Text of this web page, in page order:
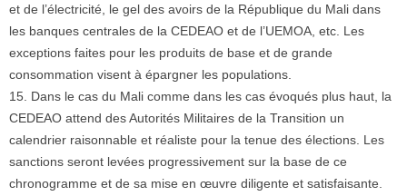
et de l’électricité, le gel des avoirs de la République du Mali dans
les banques centrales de la CEDEAO et de l’UEMOA, etc. Les
exceptions faites pour les produits de base et de grande
consommation visent à épargner les populations.
15. Dans le cas du Mali comme dans les cas évoqués plus haut, la
CEDEAO attend des Autorités Militaires de la Transition un
calendrier raisonnable et réaliste pour la tenue des élections. Les
sanctions seront levées progressivement sur la base de ce
chronogramme et de sa mise en œuvre diligente et satisfaisante.